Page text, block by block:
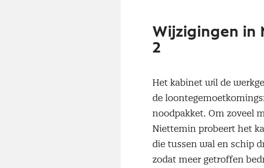
Wijzigingen in
2
Het kabinet wil de
de
noodpakket. Om zoveel
Niettemin probeert het
die tussen wal en schip
zodat meer getroffen